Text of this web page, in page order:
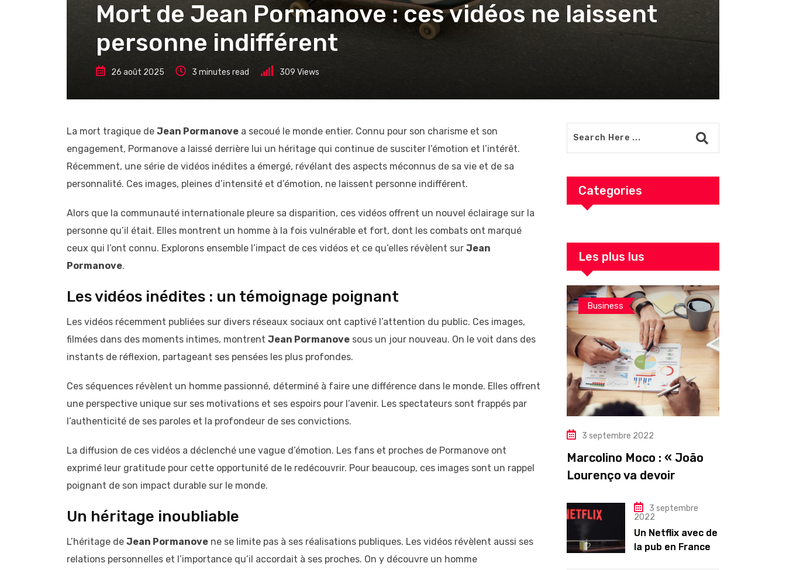
Mort de Jean Pormanove : ces vidéos ne laissent
personne indifférent
26 août 2025 3 minutes read 309 Views
La mort tragique de Jean Pormanove a secoué le monde entier. Connu pour son charisme et son
engagement, Pormanove a laissé derrière lui un héritage qui continue de susciter l’émotion et l’intérêt.
Récemment, une série de vidéos inédites a émergé, révélant des aspects méconnus de sa vie et de sa
personnalité. Ces images, pleines d’intensité et d’émotion, ne laissent personne indifférent.
Alors que la communauté internationale pleure sa disparition, ces vidéos offrent un nouvel éclairage sur la
personne qu’il était. Elles montrent un homme à la fois vulnérable et fort, dont les combats ont marqué
ceux qui l’ont connu. Explorons ensemble l’impact de ces vidéos et ce qu’elles révèlent sur Jean
Pormanove.
Les vidéos inédites : un témoignage poignant
Les vidéos récemment publiées sur divers réseaux sociaux ont captivé l’attention du public. Ces images,
filmées dans des moments intimes, montrent Jean Pormanove sous un jour nouveau. On le voit dans des
instants de réflexion, partageant ses pensées les plus profondes.
Ces séquences révèlent un homme passionné, déterminé à faire une différence dans le monde. Elles offrent
une perspective unique sur ses motivations et ses espoirs pour l’avenir. Les spectateurs sont frappés par
l’authenticité de ses paroles et la profondeur de ses convictions.
La diffusion de ces vidéos a déclenché une vague d’émotion. Les fans et proches de Pormanove ont
exprimé leur gratitude pour cette opportunité de le redécouvrir. Pour beaucoup, ces images sont un rappel
poignant de son impact durable sur le monde.
Un héritage inoubliable
L’héritage de Jean Pormanove ne se limite pas à ses réalisations publiques. Les vidéos révèlent aussi ses
relations personnelles et l’importance qu’il accordait à ses proches. On y découvre un homme
Categories
Les plus lus
Business
3 septembre 2022
Marcolino Moco : « João
Lourenço va devoir
illégitimité visible »
3 septembre
2022
Un Netflix avec de
la pub en France